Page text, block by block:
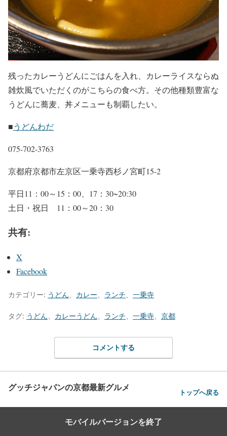
残ったカレーうどんにごはんを入れ、カレーライスならぬ
雑炊風でいただくのがこちらの食べ方。その他種類豊富な
うどんに蕎麦、丼メニューも制覇したい。
■うどんわだ
075-702-3763
京都府京都市左京区一乗寺西杉ノ宮町15-2
平日11：00～15：00、17：30~20:30
土日・祝日 11：00～20：30
共有:
X
Facebook
カテゴリー: うどん カレー ランチ 一乗寺
タグ: うどん カレーうどん ランチ 一乗寺 京都
コメントする
グッチジャパンの京都最新グルメ トップへ戻る
モバイルバージョンを終了